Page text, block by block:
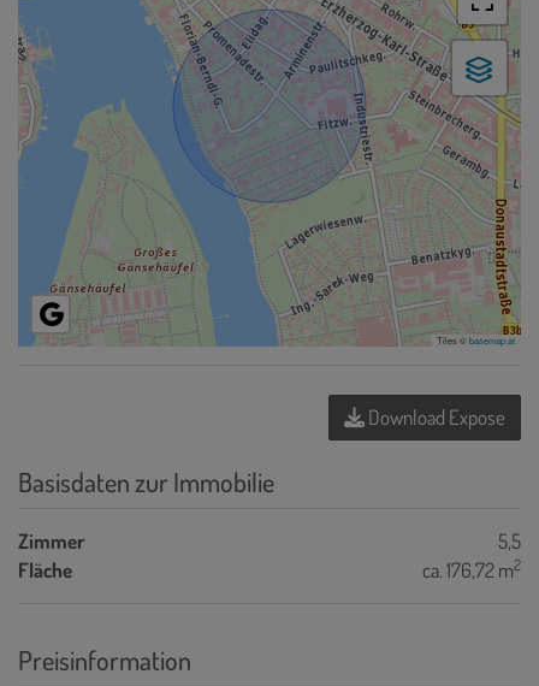
Tiles ©basemap.at
Download Expose
Basisdaten zur Immobilie
Zimmer
5,5
Fläche
ca. 176,72 m2
Preisinformation